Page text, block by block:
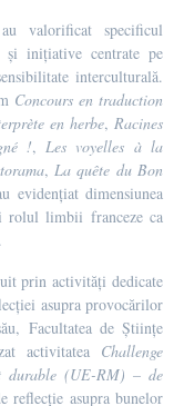
valorificat specificul
inițiative centrate pe
interculturală.
Concours en traduction
en herbe, Racines
!,Les voyelles à la
,La quête du Bon
evidențiat dimensiunea
rolul limbii franceze ca
prin activități dedicate
asupra provocărilor
Facultatea de Științe
activitatea Challenge
durable (UE-RM) – de
reflecție asupra bunelor